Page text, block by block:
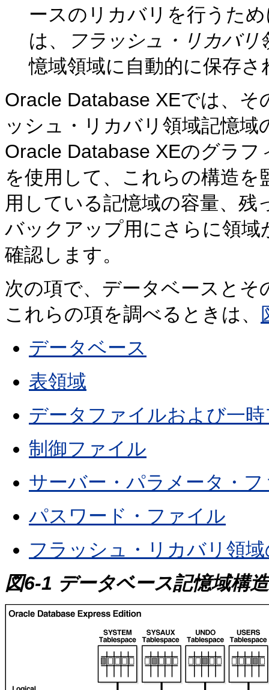
ースのリカバリを行うた
は、
フラッシュ・リカバリ
憶域領域に自動的に保存さ
Oracle Database XEでは、
ッシュ・リカバリ領域記憶
Oracle Database XEのグラ
を使用して、これらの構造
用している記憶域の容量、
バックアップ用にさらに領
確認します。
次の項で、データベースとそ
これらの項を調べるときは、
データベース
表領域
データファイルおよび一
制御ファイル
サーバー・パラメータ・
パスワード・ファイル
フラッシュ・リカバリ領
図6-1 データベース記憶域構造